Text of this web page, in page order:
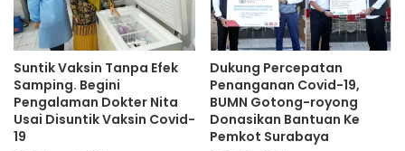
Suntik Vaksin Tanpa Efek
Samping. Begini
Pengalaman Dokter Nita
Usai Disuntik Vaksin Covid-
19
Dukung Percepatan
Penanganan Covid-19,
BUMN Gotong-royong
Donasikan Bantuan Ke
Pemkot Surabaya